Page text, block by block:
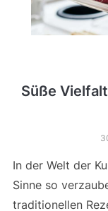
Süße
In der Welt der
Sinne so
traditionellen